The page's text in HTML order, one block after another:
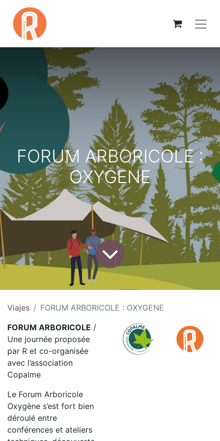
FORUM ARBORICOLE :
OXYGENE
Viajes
FORUM ARBORICOLE : OXYGENE
FORUM ARBORICOLE /
Une journée proposée
par R et co-organisée
avec l’association
Copalme
Le Forum Arboricole
Oxygène s’est fort bien
déroulé entre
conférences et ateliers